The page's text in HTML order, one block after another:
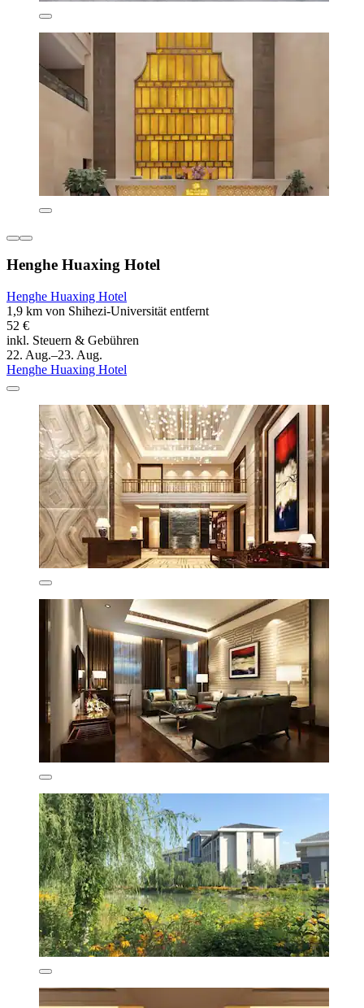
Henghe Huaxing Hotel
Henghe Huaxing Hotel
1,9 km von Shihezi-Universität entfernt
52 €
inkl. Steuern & Gebühren
22. Aug.–23. Aug.
Henghe Huaxing Hotel